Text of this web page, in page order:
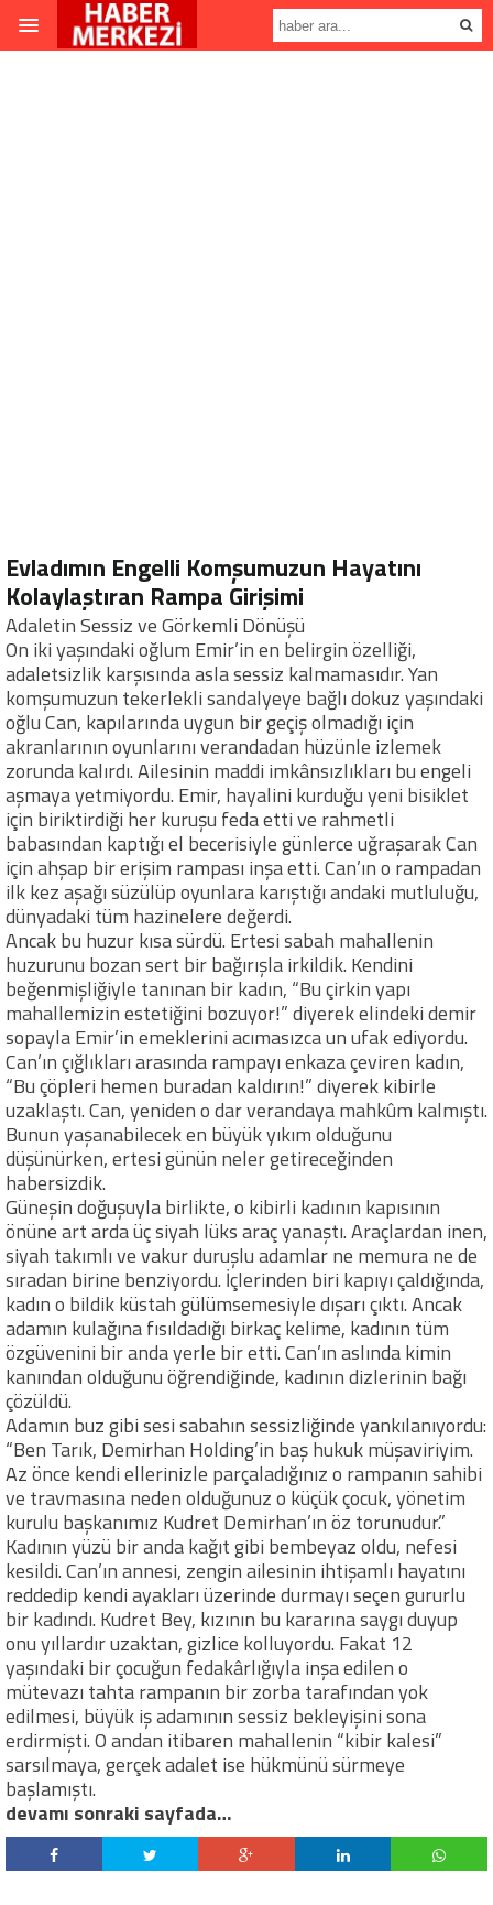
Evladımın Engelli Komşumuzun Hayatını
Kolaylaştıran Rampa Girişimi
Adaletin Sessiz ve Görkemli Dönüşü
On iki yaşındaki oğlum Emir’in en belirgin özelliği,
adaletsizlik karşısında asla sessiz kalmamasıdır. Yan
komşumuzun tekerlekli sandalyeye bağlı dokuz yaşındaki
oğlu Can, kapılarında uygun bir geçiş olmadığı için
akranlarının oyunlarını verandadan hüzünle izlemek
zorunda kalırdı. Ailesinin maddi imkânsızlıkları bu engeli
aşmaya yetmiyordu. Emir, hayalini kurduğu yeni bisiklet
için biriktirdiği her kuruşu feda etti ve rahmetli
babasından kaptığı el becerisiyle günlerce uğraşarak Can
için ahşap bir erişim rampası inşa etti. Can’ın o rampadan
ilk kez aşağı süzülüp oyunlara karıştığı andaki mutluluğu,
dünyadaki tüm hazinelere değerdi.
Ancak bu huzur kısa sürdü. Ertesi sabah mahallenin
huzurunu bozan sert bir bağırışla irkildik. Kendini
beğenmişliğiyle tanınan bir kadın, “Bu çirkin yapı
mahallemizin estetiğini bozuyor!” diyerek elindeki demir
sopayla Emir’in emeklerini acımasızca un ufak ediyordu.
Can’ın çığlıkları arasında rampayı enkaza çeviren kadın,
“Bu çöpleri hemen buradan kaldırın!” diyerek kibirle
uzaklaştı. Can, yeniden o dar verandaya mahkûm kalmıştı.
Bunun yaşanabilecek en büyük yıkım olduğunu
düşünürken, ertesi günün neler getireceğinden
habersizdik.
Güneşin doğuşuyla birlikte, o kibirli kadının kapısının
önüne art arda üç siyah lüks araç yanaştı. Araçlardan inen,
siyah takımlı ve vakur duruşlu adamlar ne memura ne de
sıradan birine benziyordu. İçlerinden biri kapıyı çaldığında,
kadın o bildik küstah gülümsemesiyle dışarı çıktı. Ancak
adamın kulağına fısıldadığı birkaç kelime, kadının tüm
özgüvenini bir anda yerle bir etti. Can’ın aslında kimin
kanından olduğunu öğrendiğinde, kadının dizlerinin bağı
çözüldü.
Adamın buz gibi sesi sabahın sessizliğinde yankılanıyordu:
“Ben Tarık, Demirhan Holding’in baş hukuk müşaviriyim.
Az önce kendi ellerinizle parçaladığınız o rampanın sahibi
ve travmasına neden olduğunuz o küçük çocuk, yönetim
kurulu başkanımız Kudret Demirhan’ın öz torunudur.”
Kadının yüzü bir anda kağıt gibi bembeyaz oldu, nefesi
kesildi. Can’ın annesi, zengin ailesinin ihtişamlı hayatını
reddedip kendi ayakları üzerinde durmayı seçen gururlu
bir kadındı. Kudret Bey, kızının bu kararına saygı duyup
onu yıllardır uzaktan, gizlice kolluyordu. Fakat 12
yaşındaki bir çocuğun fedakârlığıyla inşa edilen o
mütevazı tahta rampanın bir zorba tarafından yok
edilmesi, büyük iş adamının sessiz bekleyişini sona
erdirmişti. O andan itibaren mahallenin “kibir kalesi”
sarsılmaya, gerçek adalet ise hükmünü sürmeye
başlamıştı.
devamı sonraki sayfada…